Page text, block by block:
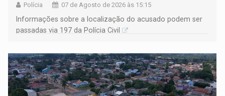
Polícia 07 de Agosto de 2026 às 15:15
Informações sobre a localização do acusado podem ser
passadas via 197 da Polícia Civil